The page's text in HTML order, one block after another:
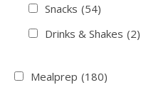
Snacks (54)
Drinks & Shakes (2)
Mealprep (180)